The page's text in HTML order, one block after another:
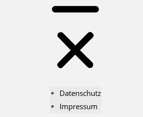
Datenschutz
Impressum